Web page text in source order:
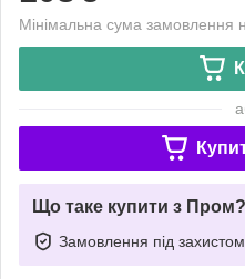
Мінімальна сума замовлення
Що таке купити з Пром?
Замовлення під захистом